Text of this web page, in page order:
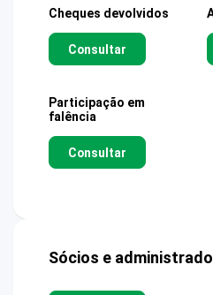
Cheques devolvidos
Consultar
Participação em
falência
Consultar
Sócios e